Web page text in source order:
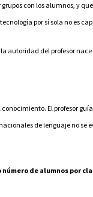
con los alumnos, y
por sí sola no es
autoridad del profesor
El profesor
de lenguaje no se
de alumnos por